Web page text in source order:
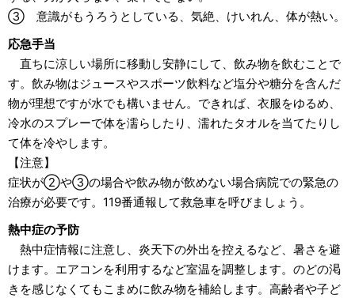
③ 意識がもうろうとしている、気絶、けいれん、体が熱い。
応急手当
直ちに涼しい場所に移動し安静にして、飲み物を飲むことで
す。飲み物はジュースやスポーツ飲料など塩分や糖分を含んだ
物が理想ですが水でも構いません。できれば、衣服をゆるめ、
冷水のスプレーで体を濡らしたり、濡れたタオルを当てたりし
て体を冷やします。
【注意】
症状が②や③の場合や飲み物が飲めない場合病院での緊急の
治療が必要です。119番通報して救急車を呼びましょう。
熱中症の予防
熱中症情報に注意し、炎天下の外出を控えるなど、暑さを避
けます。エアコンを利用するなど室温を調整します。のどの渇
きを感じなくてもこまめに飲み物を補給します。高齢者や子ど